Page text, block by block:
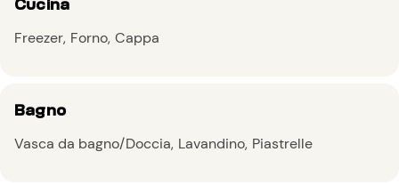
Freezer Forno Cappa
Bagno
Vasca da bagno/Doccia Lavandino Piastrelle